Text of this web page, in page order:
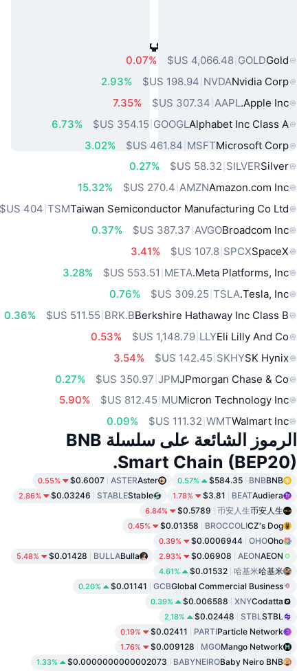
أصول العالم الحقيقي الشائعة
Gold
GOLD
‏‏4,066.48 US$
0.07%
Nvidia Corp
NVDA
2.93%
Apple Inc.
AAPL
7.35%
Alphabet Inc Class A
GOOGL
6.73%
Microsoft Corp
MSFT
3.02%
Silver
SILVER
0.27%
Amazon.com Inc
AMZN
15.32%
Taiwan Semiconductor Manufacturing Co Ltd
TSM
Broadcom Inc
AVGO
0.37%
SpaceX
SPCX
‏107.8 US$
3.41%
Meta Platforms, Inc.
META
3.28%
Tesla, Inc.
TSLA
0.76%
Berkshire Hathaway Inc Class B
BRK.B
0.36%
Eli Lilly And Co
LLY
‏‏1,148.79 US$
0.53%
SK Hynix
SKHY
3.54%
JPmorgan Chase & Co
JPM
0.27%
Micron Technology Inc
MU
5.90%
Walmart Inc
WMT
0.09%
الرموز الشائعة على سلسلة BNB
Smart Chain (BEP20).
BNB
BNB
$584.35
0.57%
Aster
ASTER
$0.6007
0.55%
Audiera
BEAT
$3.81
1.78%
Stable
STABLE
$0.03246
2.86%
币安人生
币安人生
$0.5789
6.84%
CZ's Dog
BROCCOLI
$0.01358
0.45%
Oho
OHO
$0.0006944
0.39%
AEON
AEON
$0.06908
2.93%
Bulla
BULLA
$0.01428
5.48%
哈基米
哈基米
$0.01532
4.61%
Global Commercial Business
GCB
$0.01141
0.20%
Codatta
XNY
$0.006588
0.39%
STBL
STBL
$0.02448
2.18%
Particle Network
PARTI
$0.02411
0.19%
Mango Network
MGO
$0.009128
1.76%
Baby Neiro BNB
BABYNEIRO
$0.0000000000002073
1.33%